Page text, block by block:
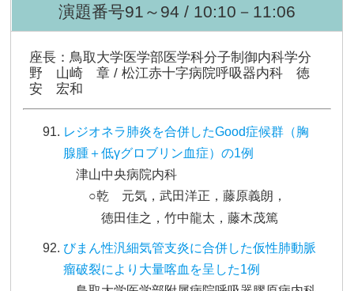
演題番号91～94 / 10:10－11:06
座長：鳥取大学医学部医学科分子制御内科学分
野 山崎 章 / 松江赤十字病院呼吸器内科 徳
安 宏和
レジオネラ肺炎を合併したGood症候群（胸
腺腫＋低γグロブリン血症）の1例
津山中央病院内科
○乾 元気，武田洋正，藤原義朗，
徳田佳之，竹中龍太，藤木茂篤
びまん性汎細気管支炎に合併した仮性肺動脈
瘤破裂により大量喀血を呈した1例